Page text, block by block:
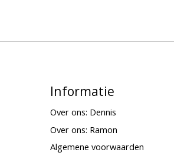
Informatie
Over ons: Dennis
Over ons: Ramon
Algemene voorwaarden